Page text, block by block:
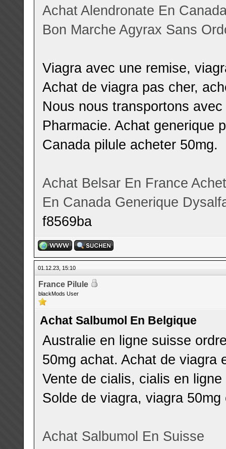
Achat Alendronate En
Bon Marche Agyrax Sans
Viagra avec une remise,
Achat de viagra pas cher,
Nous nous transportons
Pharmacie. Achat generique
Canada pilule acheter 50mg.
Achat Belsar En France
En Canada Generique
f8569ba
01.12.23, 15:10
France Pilule
blackMods User
Achat Salbumol En Belgique
Australie en ligne suisse
50mg achat. Achat de viagra
Vente de cialis, cialis en
Solde de viagra, viagra
Achat Salbumol En Suisse